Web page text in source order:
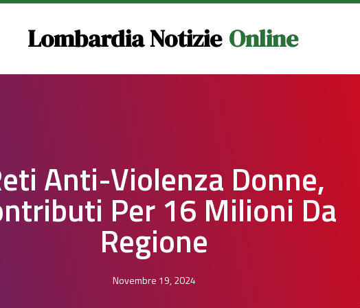
Lombardia Notizie Online
Anti-Violenza Donne,
Per 16 Milioni Da
Regione
Novembre 19, 2024